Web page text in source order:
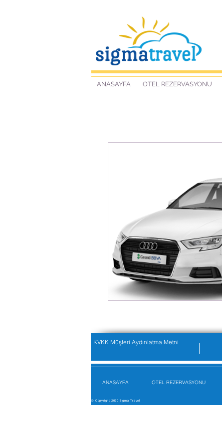
ANASAYFA OTEL REZERVASYONU
KVKK Müşteri Aydınlatma Metni
ANASAYFA OTEL REZERVASYONU
© Copyright 2020 Sigma Travel